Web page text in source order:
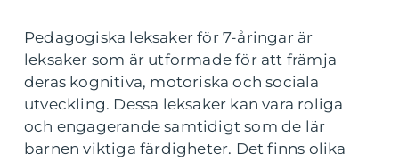
Pedagogiska leksaker för 7-åringar är
leksaker som är utformade för att främja
deras kognitiva, motoriska och sociala
utveckling. Dessa leksaker kan vara roliga
och engagerande samtidigt som de lär
barnen viktiga färdigheter. Det finns olika